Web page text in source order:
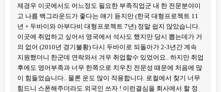
제경우 이곳에서도 어느정도 필요한 부족직업군 내 한 전문분야이
고 나름 백그라운드가 좋다는 얘기 듣지만 (한국 대형프로젝트 11
년 + 두바이와 아부다비 대형프로젝트 7년) 정말 쉽지 않았습니다.
이곳에 취업하고 싶어서 영국에서 석사도 했지만 당시 뽑는데가 거
의 없어 (2010년 경기불황) 다시 두바이로 되돌아가 2-3년간 계속
지원했더니 한군데 연락와서 겨우 취업할수 있었어요.. 하지만 취업
후에도 영어부족과 너무 한쪽으로 치우친 전문성 때문에 처음에 많
이 힘들었습니다.. 물론 운도 많이 작용합니다. 로컬에서 찾기 너무
힘드니 스폰해주더라도 외국인 쓰자 ! 이런결심을 회사에서 할 정